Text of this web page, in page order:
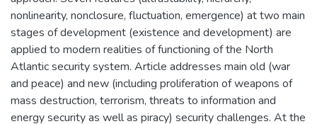
nonlinearity, nonclosure, fluctuation, emergence) at two main
stages of development (existence and development) are
applied to modern realities of functioning of the North
Atlantic security system. Article addresses main old (war
and peace) and new (including proliferation of weapons of
mass destruction, terrorism, threats to information and
energy security as well as piracy) security challenges. At the